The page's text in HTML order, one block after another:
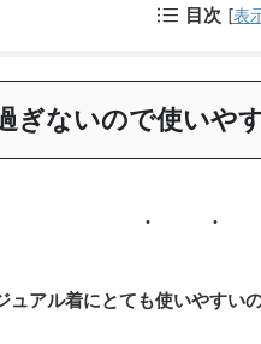
目次 [表
ぎないので使いや
ュアル着にとても使いやすい